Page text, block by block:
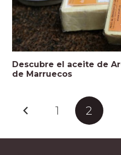
Descubre el aceite de
de Marruecos
1 2